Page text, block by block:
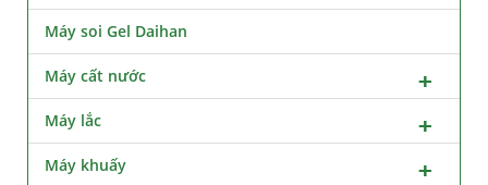
Máy soi Gel Daihan
Máy cất nước
Máy lắc
Máy khuấy